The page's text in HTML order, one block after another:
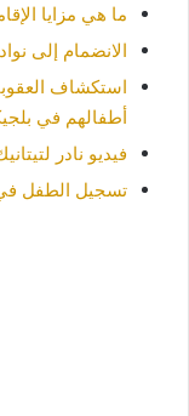
ما هي مزايا
الانضمام إلى
استكشاف
أطفالهم في
فيديو نادر
تسجيل الطفل في